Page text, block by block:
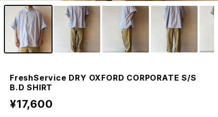
FreshService DRY OXFORD CORPORATE S/S
B.D SHIRT
¥17,600